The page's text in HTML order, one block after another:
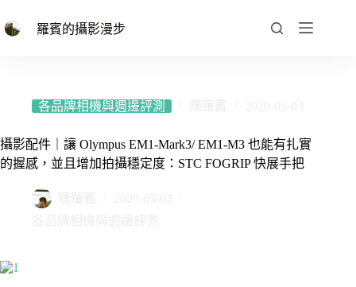
至
羅賓的攝影漫步
各品牌相機與週邊評測
攝影配件｜讓 Olympus EM1-Mark3/ EM1-M3 也能有扎實
的握感，並且增加拍攝穩定度：STC FOGRIP 快展手把